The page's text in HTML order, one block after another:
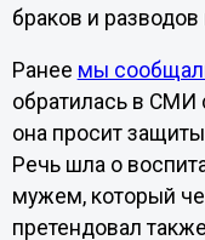
браков и разводов
Ранее мы
обратилась в СМИ
она просит
Речь шла о
мужем, который
претендовал